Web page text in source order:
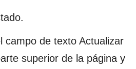
campo de texto Actualizar
superior de la página y